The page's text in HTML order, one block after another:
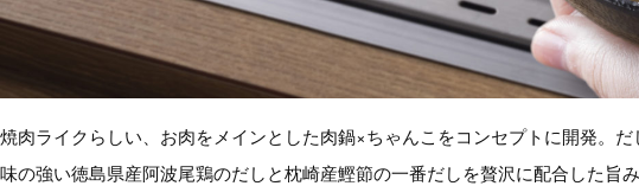
焼肉ライクらしい、お肉をメインとした肉鍋×ちゃんこをコンセプトに開発。
味の強い徳島県産阿波尾鶏のだしと枕崎産鰹節の一番だしを贅沢に配合した旨